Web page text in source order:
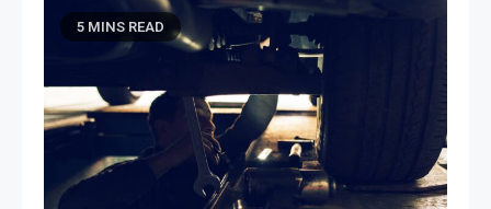
5 MINS READ